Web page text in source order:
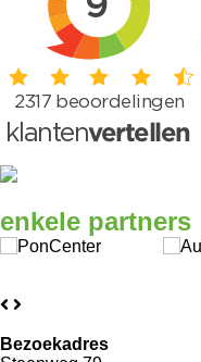
enkele partners
Bezoekadres